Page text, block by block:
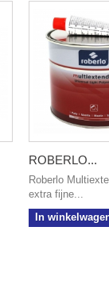
ROBERLO...
Roberlo
extra fijne...
In